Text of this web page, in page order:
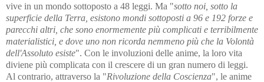
vive in un mondo sottoposto a 48 leggi. Ma "sotto noi, sotto la
superficie della Terra, esistono mondi sottoposti a 96 e 192 forze e
parecchi altri, che sono enormemente più complicati e terribilmente
materialistici, e dove uno non ricorda nemmeno più che la Volontà
dell'Assoluto esiste". Con le involuzioni delle anime, la loro vita
diviene più complicata con il crescere di un gran numero di leggi.
Al contrario, attraverso la "Rivoluzione della Coscienza", le anime